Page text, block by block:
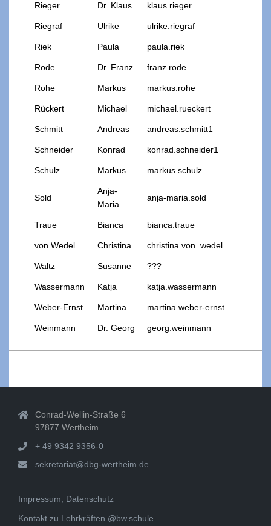
Rieger Dr. Klaus klaus.rieger
Riegraf Ulrike ulrike.riegraf
Riek Paula paula.riek
Rode Dr. Franz franz.rode
Rohe Markus markus.rohe
Rückert Michael michael.rueckert
Schmitt Andreas andreas.schmitt1
Schneider Konrad konrad.schneider1
Schulz Markus markus.schulz
Sold
Anja-
Maria
anja-maria.sold
Traue Bianca bianca.traue
von Wedel Christina christina.von_wedel
Waltz Susanne ???
Wassermann Katja katja.wassermann
Weber-Ernst Martina martina.weber-ernst
Weinmann Dr. Georg georg.weinmann
Conrad-Wellin-Straße 6
97877 Wertheim
+ 49 9342 9356-0
sekretariat@dbg-wertheim.de
Impressum, Datenschutz
Kontakt zu Lehrkräften @bw.schule